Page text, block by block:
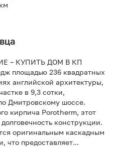
– КУПИТЬ ДОМ В КП
площадью 236 квадратных
английской архитектуры,
в 9,3 сотки,
Дмитровскому шоссе.
кирпича Porotherm, этот
конструкции.
оригинальным каскадным
что предоставляет...